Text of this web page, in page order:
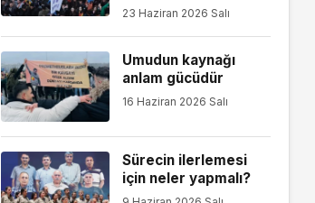
23 Haziran 2026 Salı
Umudun kaynağı
anlam gücüdür
16 Haziran 2026 Salı
Sürecin ilerlemesi
için neler yapmalı?